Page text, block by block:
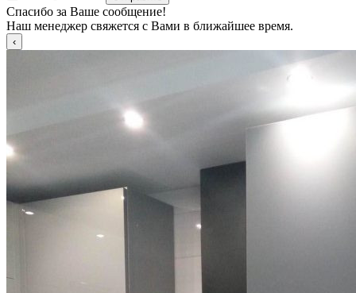
Спасибо за Ваше сообщение!
Наш менеджер свяжется с Вами в ближайшее время.